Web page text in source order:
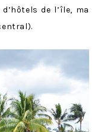
de l’île, ma